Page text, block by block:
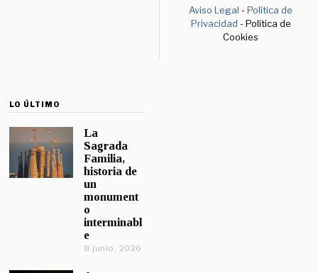
Aviso Legal -Política de
Privacidad - Política de
Cookies
LO ÚLTIMO
La
Sagrada
Familia,
historia de
un
monument
o
interminabl
e
8 junio, 2026